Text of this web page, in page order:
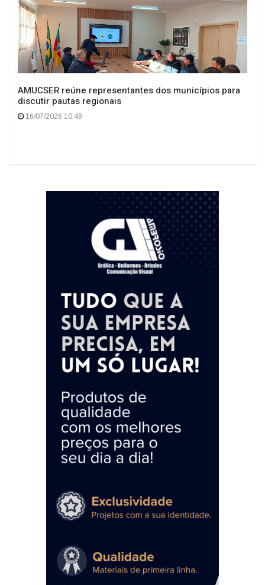
AMUCSER reúne representantes dos municípios para
discutir pautas regionais
16/07/2026 10:49